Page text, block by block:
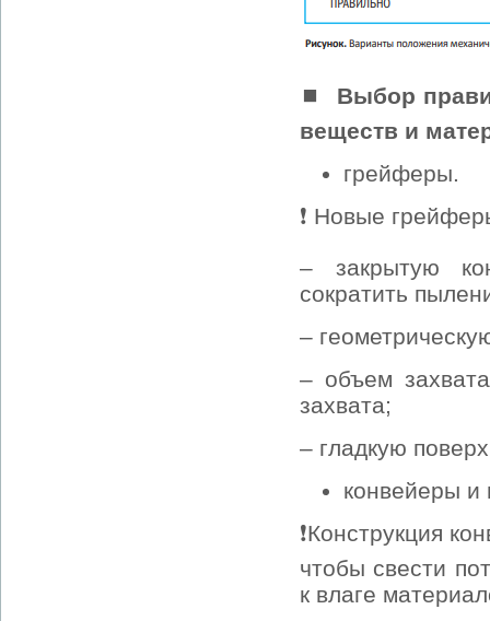
⏹ Выбор
веществ и
грейферы.
❗ Новые
– закрытую
сократить
–
– объем
захвата;
– гладкую
конвейеры и
❗Конструкция
чтобы свести
к влаге